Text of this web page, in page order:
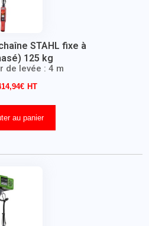
STAHL fixe à
125 kg
de levée : 4 m
€
au panier